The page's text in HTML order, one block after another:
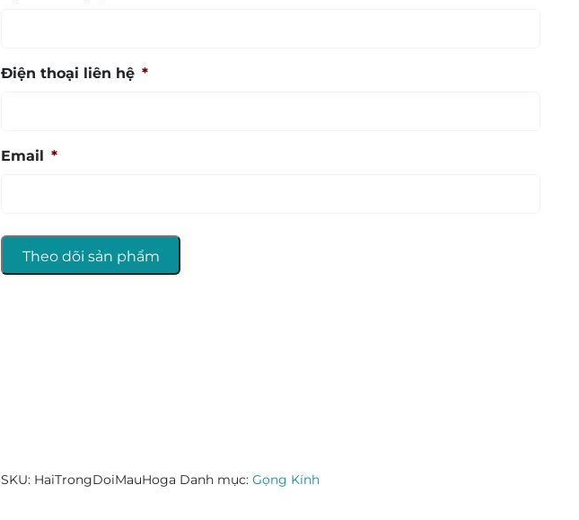
Điện thoại liên hệ *
Email *
SKU: HaiTrongDoiMauHoga Danh mục: Gọng Kính